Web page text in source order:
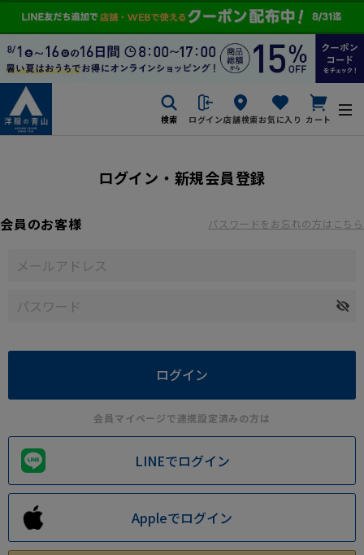
検索 ログイン店舗検索お気に入り カート
ログイン・新規会員登録
会員のお客様 パスワードをお忘れの方はこちら
会員マイページで連携設定済みの方は
LINEでログイン
Appleでログイン